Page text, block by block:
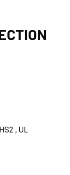
, UL